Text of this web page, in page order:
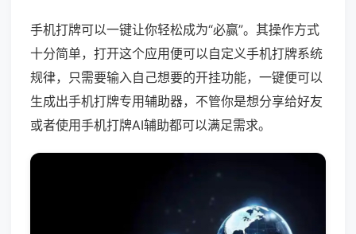
手机打牌可以一键让你轻松成为“必赢”。其操作方式
十分简单，打开这个应用便可以自定义手机打牌系统
规律，只需要输入自己想要的开挂功能，一键便可以
生成出手机打牌专用辅助器，不管你是想分享给好友
或者使用手机打牌AI辅助都可以满足需求。